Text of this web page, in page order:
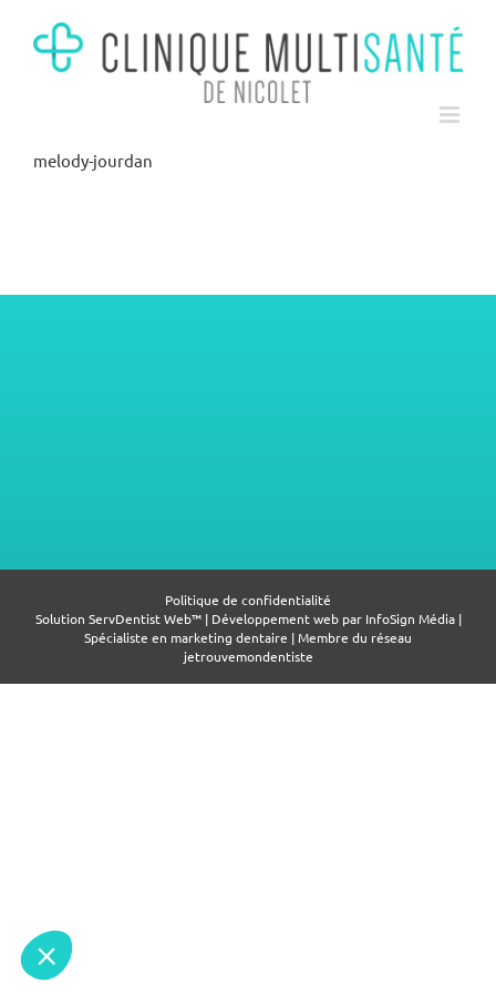
content
melody-jourdan
Politique de confidentialité
Solution ServDentist Web™ | Développement web par InfoSign Média|
Spécialiste en marketing dentaire | Membre du réseau
jetrouvemondentiste